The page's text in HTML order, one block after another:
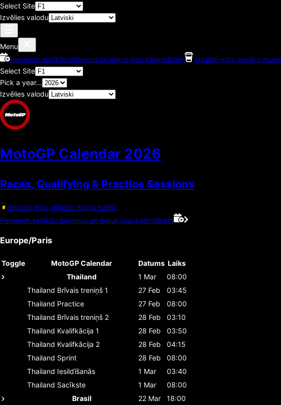
Select Site
Izvēlies valodu
Menu
Pievienot sacīkšu datumus un laikus jūsu kalendāram
Atbalsti mūs, nopērc
Select Site
Pick a year...
Izvēlies valodu
MotoGP Calendar 2026
Races, Qualifying & Practice Sessions
Atbalsti mūs, nopērc mums kafiju.
Pievienot sacīkšu datumus un laikus jūsu kalendāram
Europe/Paris
Toggle MotoGP Calendar Datums Laiks
Thailand
1 Mar
08:00
Thailand Brīvais treniņš 1 27 Feb
03:45
Thailand Practice 27 Feb
08:00
Thailand Brīvais treniņš 2 28 Feb
03:10
Thailand Kvalifkācija 1 28 Feb
03:50
Thailand Kvalifkācija 2 28 Feb
04:15
Thailand Sprint 28 Feb
08:00
Thailand Iesildīšanās 1 Mar
03:40
Thailand Sacīkste 1 Mar
08:00
Brasil
22 Mar
18:00